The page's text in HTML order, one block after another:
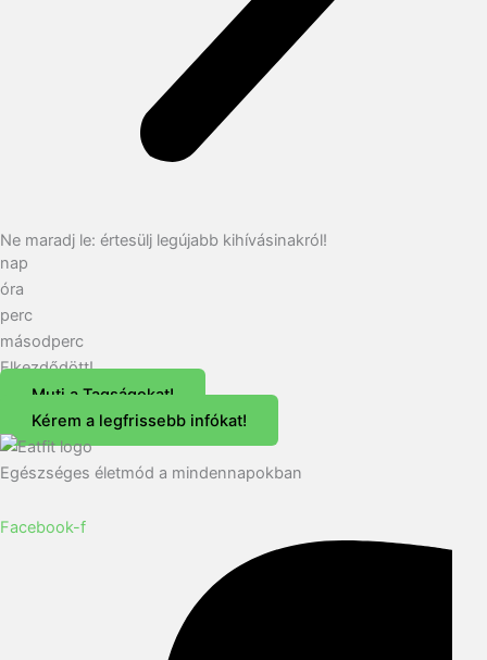
Ne maradj le: értesülj legújabb kihívásinakról!
nap
óra
perc
másodperc
Elkezdődött!
Muti a Tagságokat!
Kérem a legfrissebb infókat!
Egészséges életmód a mindennapokban
Facebook-f